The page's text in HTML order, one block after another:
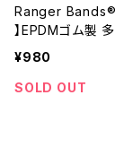
Ranger Bands®
】EPDMゴム製 多用途ラバーバンド Made in t
he USA
¥980
SOLD OUT